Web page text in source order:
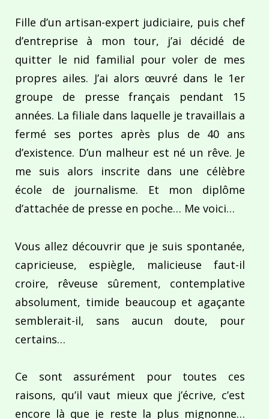
Fille d’un artisan-expert judiciaire, puis chef
d’entreprise à mon tour, j’ai décidé de
quitter le nid familial pour voler de mes
propres ailes. J’ai alors œuvré dans le 1er
groupe de presse français pendant 15
années. La filiale dans laquelle je travaillais a
fermé ses portes après plus de 40 ans
d’existence. D’un malheur est né un rêve. Je
me suis alors inscrite dans une célèbre
école de journalisme. Et mon diplôme
d’attachée de presse en poche… Me voici…
Vous allez découvrir que je suis spontanée,
capricieuse, espiègle, malicieuse faut-il
croire, rêveuse sûrement, contemplative
absolument, timide beaucoup et agaçante
semblerait-il, sans aucun doute, pour
certains…
Ce sont assurément pour toutes ces
raisons, qu’il vaut mieux que j’écrive, c’est
encore là que je reste la plus mignonne…